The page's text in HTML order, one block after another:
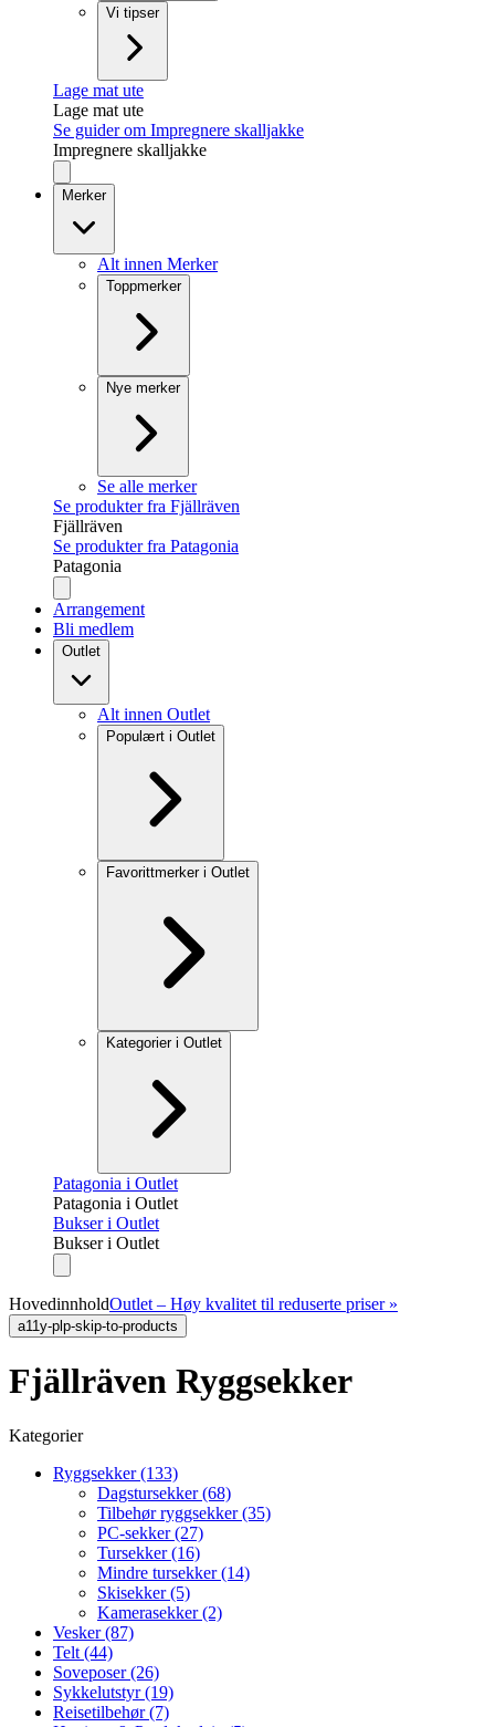
Vi tipser
Lage mat ute
Lage mat ute
Se guider om Impregnere skalljakke
Impregnere skalljakke
Merker
Alt innen Merker
Toppmerker
Nye merker
Se alle merker
Se produkter fra Fjällräven
Fjällräven
Se produkter fra Patagonia
Patagonia
Arrangement
Bli medlem
Outlet
Alt innen Outlet
Populært i Outlet
Favorittmerker i Outlet
Kategorier i Outlet
Patagonia i Outlet
Patagonia i Outlet
Bukser i Outlet
Bukser i Outlet
HovedinnholdOutlet – Høy kvalitet til reduserte priser »
a11y-plp-skip-to-products
Fjällräven Ryggsekker
Kategorier
Ryggsekker (133)
Dagstursekker (68)
Tilbehør ryggsekker (35)
PC-sekker (27)
Tursekker (16)
Mindre tursekker (14)
Skisekker (5)
Kamerasekker (2)
Vesker (87)
Telt (44)
Soveposer (26)
Sykkelutstyr (19)
Reisetilbehør (7)